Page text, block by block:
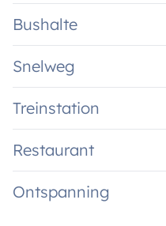
Bushalte
Snelweg
Treinstation
Restaurant
Ontspanning